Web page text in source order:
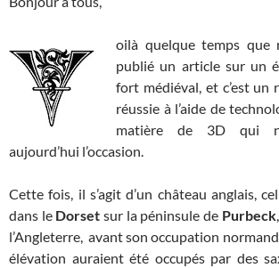
oilà quelque temps que
publié un article sur un
fort médiéval, et c’est
réussie à l’aide de
matière de 3D qui
aujourd’hui l’occasion.
Cette fois, il s’agit d’un château anglais,
dans le Dorset sur la péninsule de Purbeck
l’Angleterre, avant son occupation
élévation auraient été occupés par des